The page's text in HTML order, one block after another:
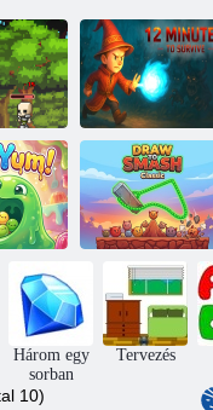
12 perc a
túléléshez
Draw To Smash
Classic
Három egy
sorban
Tervezés
10)